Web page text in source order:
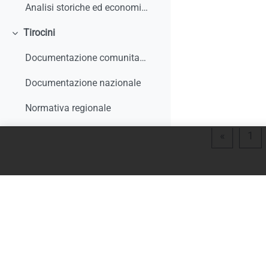
Analisi storiche ed economiche sulle origini dell'apprendistato e le sue trasformazioni
Colapsar
Tirocini
Documentazione comunitaria
Documentazione nazionale
Normativa regionale